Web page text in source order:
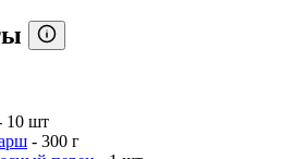
10 шт
- 300 г